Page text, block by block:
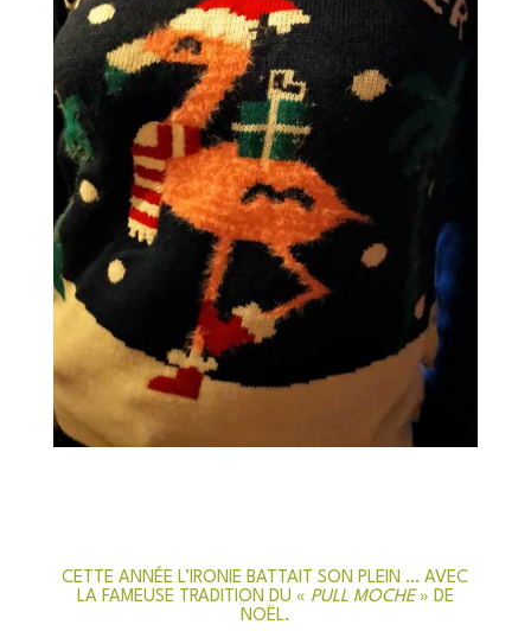
CETTE ANNÉE L’IRONIE BATTAIT SON PLEIN … AVEC
LA FAMEUSE TRADITION DU « PULL MOCHE» DE
NOËL.